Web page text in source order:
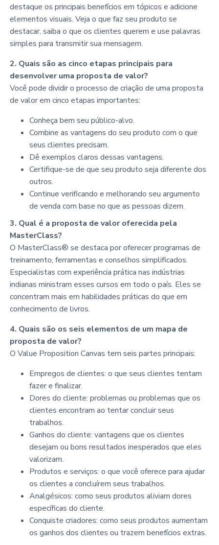
destaque os principais benefícios em tópicos e adicione
elementos visuais. Veja o que faz seu produto se
destacar, saiba o que os clientes querem e use palavras
simples para transmitir sua mensagem.
2. Quais são as cinco etapas principais para
desenvolver uma proposta de valor?
Você pode dividir o processo de criação de uma proposta
de valor em cinco etapas importantes:
Conheça bem seu público-alvo.
Combine as vantagens do seu produto com o que
seus clientes precisam.
Dê exemplos claros dessas vantagens.
Certifique-se de que seu produto seja diferente dos
outros.
Continue verificando e melhorando seu argumento
de venda com base no que as pessoas dizem.
3. Qual é a proposta de valor oferecida pela
MasterClass?
O MasterClass® se destaca por oferecer programas de
treinamento, ferramentas e conselhos simplificados.
Especialistas com experiência prática nas indústrias
indianas ministram esses cursos em todo o país. Eles se
concentram mais em habilidades práticas do que em
conhecimento de livros.
4. Quais são os seis elementos de um mapa de
proposta de valor?
O Value Proposition Canvas tem seis partes principais:
Empregos de clientes: o que seus clientes tentam
fazer e finalizar.
Dores do cliente: problemas ou problemas que os
clientes encontram ao tentar concluir seus
trabalhos.
Ganhos do cliente: vantagens que os clientes
desejam ou bons resultados inesperados que eles
valorizam.
Produtos e serviços: o que você oferece para ajudar
os clientes a concluírem seus trabalhos.
Analgésicos: como seus produtos aliviam dores
específicas do cliente.
Conquiste criadores: como seus produtos aumentam
os ganhos dos clientes ou trazem benefícios extras.